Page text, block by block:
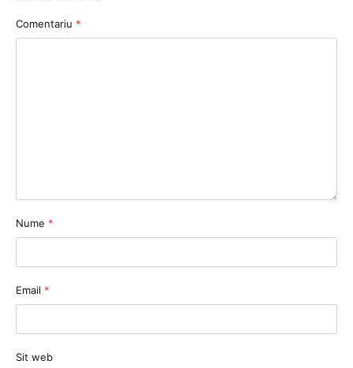
Comentariu *
Nume *
Email *
Sit web